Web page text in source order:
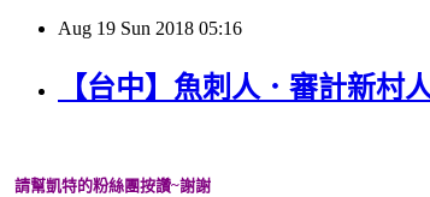
Aug 19 Sun 2018 05:16
【台中】魚刺人．審計新
請幫凱特的粉絲團按讚~謝謝